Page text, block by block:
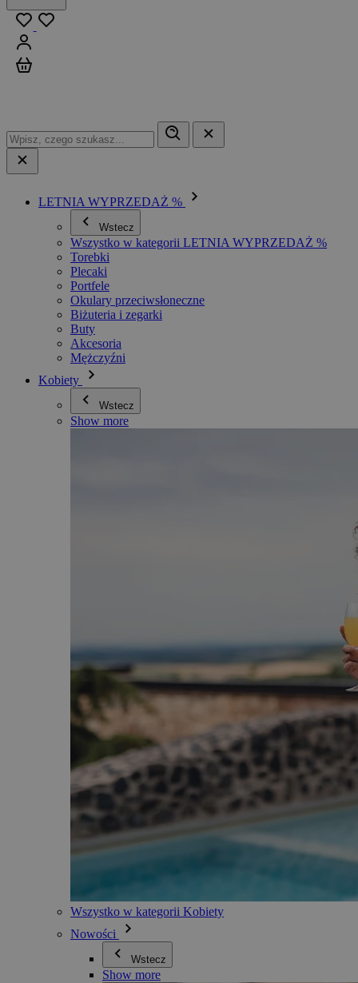
Menu
Zamknij
LETNIA WYPRZEDAŻ %
Wstecz
Wszystko w kategorii LETNIA WYPRZEDAŻ %
Torebki
Plecaki
Portfele
Okulary przeciwsłoneczne
Biżuteria i zegarki
Buty
Akcesoria
Mężczyźni
Kobiety
Wstecz
Show more
Wszystko w kategorii Kobiety
Nowości
Wstecz
Show more